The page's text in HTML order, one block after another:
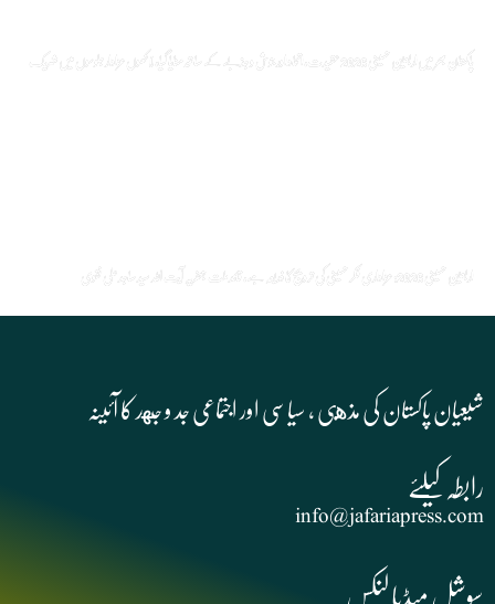
شیعیان پاکستان کی مذهبی , سیاسی اور اجتماعی جد و جهد کا آئینہ
info@jafariapress.com​